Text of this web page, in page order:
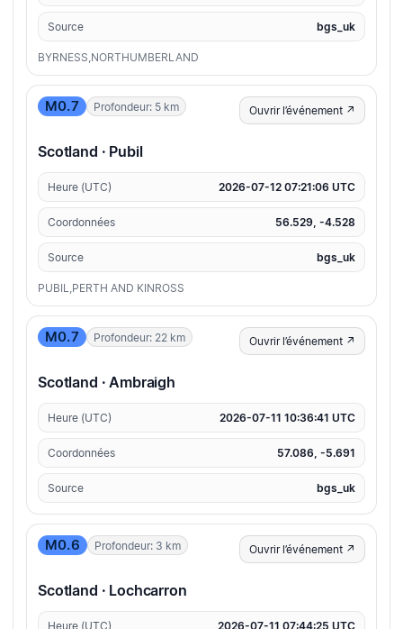
Source bgs_uk
BYRNESS,NORTHUMBERLAND
M0.7 Profondeur: 5 km Ouvrir l’événement ↗
Scotland · Pubil
Heure (UTC) 2026-07-12 07:21:06 UTC
Coordonnées 56.529, -4.528
Source bgs_uk
PUBIL,PERTH AND KINROSS
M0.7 Profondeur: 22 km Ouvrir l’événement ↗
Scotland · Ambraigh
Heure (UTC) 2026-07-11 10:36:41 UTC
Coordonnées 57.086, -5.691
Source bgs_uk
M0.6 Profondeur: 3 km Ouvrir l’événement ↗
Scotland · Lochcarron
Heure (UTC) 2026-07-11 07:44:25 UTC